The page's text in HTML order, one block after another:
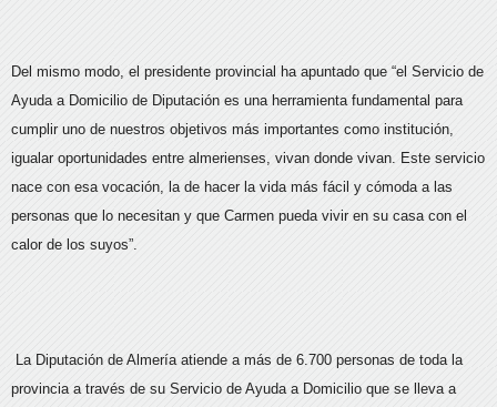
Del mismo modo, el presidente provincial ha apuntado que “el Servicio de
Ayuda a Domicilio de Diputación es una herramienta fundamental para
cumplir uno de nuestros objetivos más importantes como institución,
igualar oportunidades entre almerienses, vivan donde vivan. Este servicio
nace con esa vocación, la de hacer la vida más fácil y cómoda a las
personas que lo necesitan y que Carmen pueda vivir en su casa con el
calor de los suyos”.
La Diputación de Almería atiende a más de 6.700 personas de toda la
provincia a través de su Servicio de Ayuda a Domicilio que se lleva a